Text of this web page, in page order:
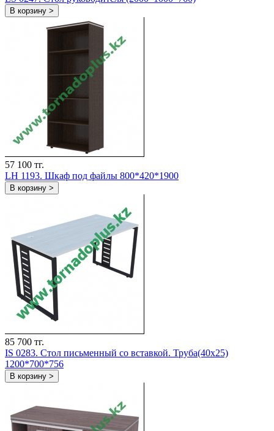
В корзину >
57 100 тг.
LH 1193. Шкаф под файлы 800*420*1900
В корзину >
85 700 тг.
IS 0283. Стол письменный со вставкой. Труба(40х25)
1200*700*756
В корзину >